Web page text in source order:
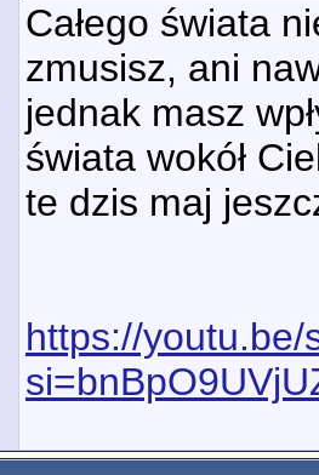
Całego świata
zmusisz, ani
jednak masz
świata wokół
te dzis maj
https://youtu.be/